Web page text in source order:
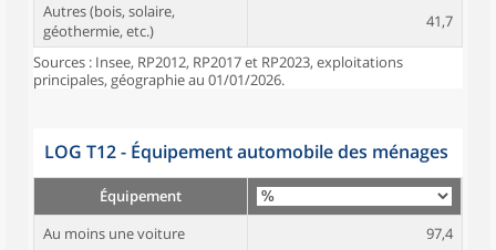
Autres (bois, solaire,
géothermie, etc.)
41,7
Sources : Insee, RP2012, RP2017 et RP2023, exploitations
principales, géographie au 01/01/2026.
LOG T12 - Équipement automobile des ménages
Équipement
Au moins une voiture
97,4